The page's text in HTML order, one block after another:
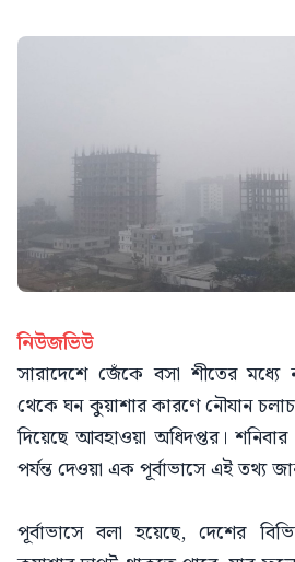
নিউজভিউ
সারাদেশে জেঁকে বসা শীতের মধ্যে
থেকে ঘন কুয়াশার কারণে নৌযান
দিয়েছে আবহাওয়া অধিদপ্তর।
পর্যন্ত দেওয়া এক পূর্বাভাসে এই তথ্য
​পূর্বাভাসে বলা হয়েছে, দেশের